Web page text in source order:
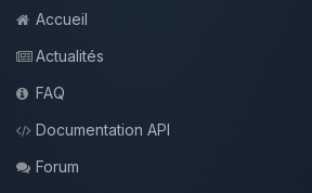
Accueil
Actualités
FAQ
Documentation API
Forum